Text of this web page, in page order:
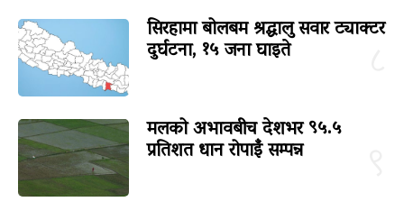
सिरहामा बोलबम श्रद्धालु सवार ट्याक्टर
दुर्घटना, १५ जना घाइते
मलको अभावबीच देशभर ९५.५
प्रतिशत धान रोपाइँ सम्पन्न